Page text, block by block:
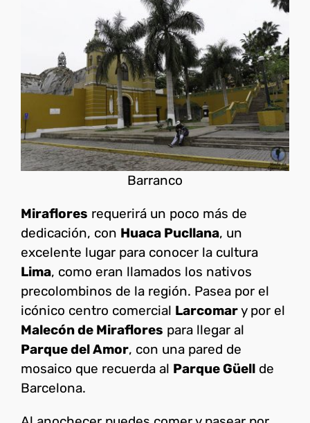
Barranco
Miraflores requerirá un poco más de
dedicación, con Huaca Pucllana, un
excelente lugar para conocer la cultura
Lima, como eran llamados los nativos
precolombinos de la región. Pasea por el
icónico centro comercial Larcomary por el
Malecón de Miraflores para llegar al
Parque del Amor, con una pared de
mosaico que recuerda al Parque Güell de
Barcelona.